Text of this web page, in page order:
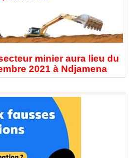
minier aura lieu du
2021 à Ndjamena